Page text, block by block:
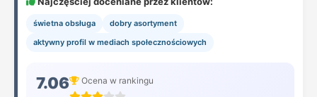
świetna obsługa
dobry asortyment
aktywny profil w mediach społecznościowych
7.06 Ocena w rankingu